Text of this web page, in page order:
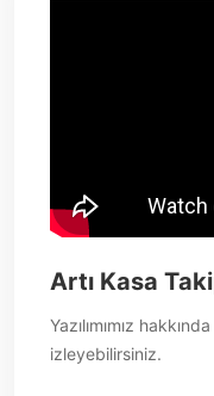
Artı Kasa
Yazılımımız
izleyebilirsiniz.